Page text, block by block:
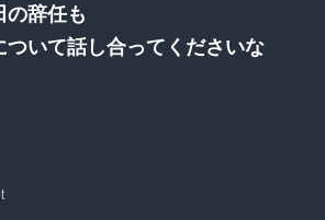
の辞任も
ついて話し合ってくださいな